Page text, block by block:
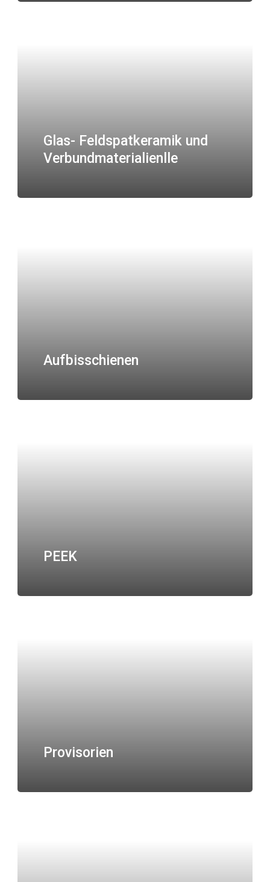
Glas- Feldspatkeramik und
Verbundmaterialienlle
Aufbisschienen
PEEK
Provisorien